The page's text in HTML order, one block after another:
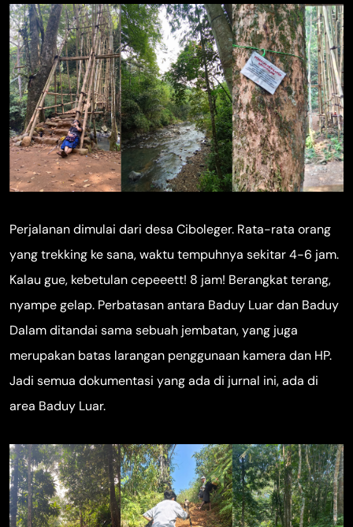
Perjalanan dimulai dari desa Ciboleger. Rata-rata orang
yang trekking ke sana, waktu tempuhnya sekitar 4-6 jam.
Kalau gue, kebetulan cepeeett! 8 jam! Berangkat terang,
nyampe gelap. Perbatasan antara Baduy Luar dan Baduy
Dalam ditandai sama sebuah jembatan, yang juga
merupakan batas larangan penggunaan kamera dan HP.
Jadi semua dokumentasi yang ada di jurnal ini, ada di
area Baduy Luar.